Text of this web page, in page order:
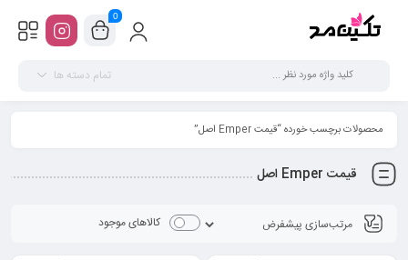
0
تمام دسته ها
محصولات برچسب خورده “قیمت Emper اصل”
قیمت Emper اصل
کالاهای موجود